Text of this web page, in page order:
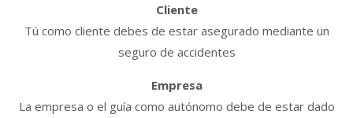
Cliente
Tú como cliente debes de estar asegurado mediante un
seguro de accidentes
Empresa
La empresa o el guía como autónomo debe de estar dado